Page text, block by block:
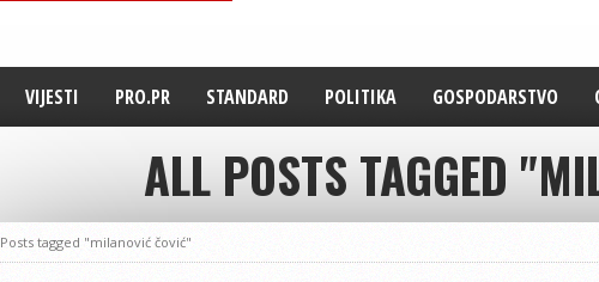
VIJESTI PRO.PR STANDARD POLITIKA GOSPODARSTVO
ALL POSTS TAGGED
Posts tagged "milanović čović"